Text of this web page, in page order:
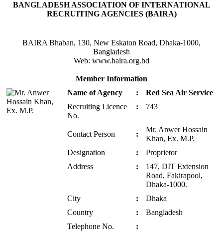
BANGLADESH ASSOCIATION OF INTERNATIONAL
RECRUITING AGENCIES (BAIRA)
BAIRA Bhaban, 130, New Eskaton Road, Dhaka-1000,
Bangladesh
Web: www.baira.org.bd
Member Information
Name of Agency
:
Red Sea Air Service
Recruiting Licence
No.
: 743
Contact Person :
Mr. Anwer Hossain
Khan, Ex. M.P.
Designation
:
Proprietor
Address
:
147, DIT Extension
Road, Fakirapool,
Dhaka-1000.
City
:
Dhaka
Country
:
Bangladesh
Telephone No.
: